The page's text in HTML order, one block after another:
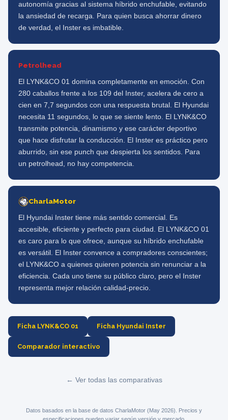
autonomía gracias al sistema híbrido enchufable, evitando
la ansiedad de recarga. Para quien busca ahorrar dinero
de verdad, el Inster es imbatible.
Petrolhead
El LYNK&CO 01 domina completamente en emoción. Con
280 caballos frente a los 109 del Inster, acelera de cero a
cien en 7,7 segundos con una respuesta brutal. El Hyundai
necesita 11 segundos, lo que se siente lento. El LYNK&CO
transmite potencia, dinamismo y ese carácter deportivo
que hace disfrutar la conducción. El Inster es práctico pero
aburrido, sin ese punch que despierta los sentidos. Para
un petrolhead, no hay competencia.
CharlaMotor
El Hyundai Inster tiene más sentido comercial. Es
accesible, eficiente y perfecto para ciudad. El LYNK&CO 01
es caro para lo que ofrece, aunque su híbrido enchufable
es versátil. El Inster convence a compradores conscientes;
el LYNK&CO a quienes quieren potencia sin renunciar a la
eficiencia. Cada uno tiene su público claro, pero el Inster
representa mejor relación calidad-precio.
Ficha LYNK&CO 01 Ficha Hyundai Inster
Comparador interactivo
← Ver todas las comparativas
Datos basados en la base de datos CharlaMotor (May 2026). Precios y